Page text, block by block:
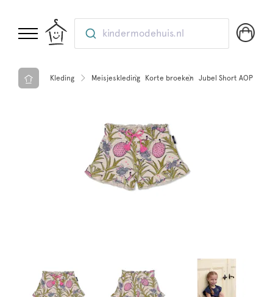
kindermodehuis.nl
Kleding Meisjeskleding Korte broeken Jubel Short AOP -